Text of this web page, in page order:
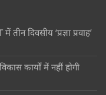
दिवसीय ‘प्रज्ञा प्रवाह’
कार्यों में नहीं होगी